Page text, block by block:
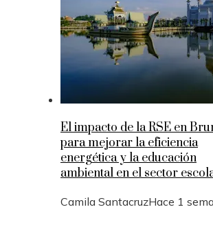
El impacto de la RSE en
para mejorar la eficiencia
energética y la educación
ambiental en el sector
Camila SantacruzHace 1